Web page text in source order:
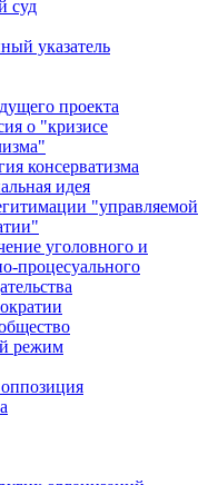
суд
указатель
проекта
о "кризисе
консерватизма
идея
"управляемой
уголовного и
процесуального
режим